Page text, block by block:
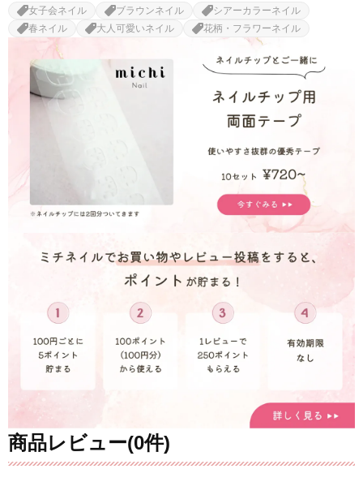
女子会ネイル ブラウンネイル
シアーカラーネイル
春ネイル
大人可愛いネイル 花柄・フラワーネイル
商品レビュー(0件)